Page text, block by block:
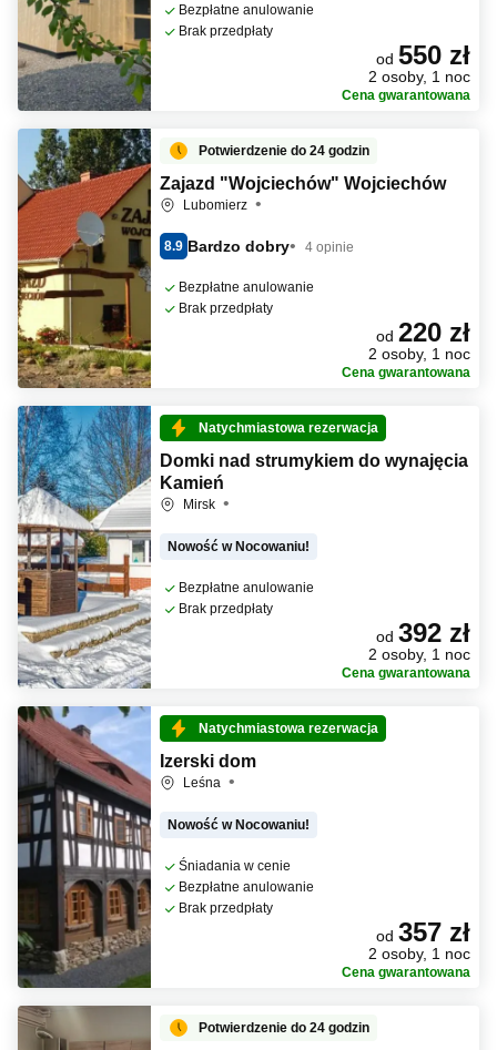
Bezpłatne anulowanie
Brak przedpłaty
od 550 zł
2 osoby, 1 noc
Cena gwarantowana
Potwierdzenie do 24 godzin
Zajazd "Wojciechów" Wojciechów
Lubomierz
8.9 Bardzo dobry 4 opinie
Bezpłatne anulowanie
Brak przedpłaty
od 220 zł
2 osoby, 1 noc
Cena gwarantowana
Natychmiastowa rezerwacja
Domki nad strumykiem do wynajęcia
Kamień
Mirsk
Nowość w Nocowaniu!
Bezpłatne anulowanie
Brak przedpłaty
od 392 zł
2 osoby, 1 noc
Cena gwarantowana
Natychmiastowa rezerwacja
Izerski dom
Leśna
Nowość w Nocowaniu!
Śniadania w cenie
Bezpłatne anulowanie
Brak przedpłaty
od 357 zł
2 osoby, 1 noc
Cena gwarantowana
Potwierdzenie do 24 godzin